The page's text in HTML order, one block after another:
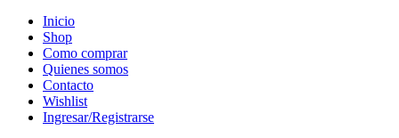
Inicio
Shop
Como comprar
Quienes somos
Contacto
Wishlist
Ingresar/Registrarse